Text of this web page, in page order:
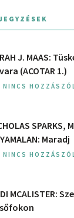
J. MAAS:
(ACOTAR 1.)
NINCS
SPARKS,
Maradj
NINCS
MCALISTER: